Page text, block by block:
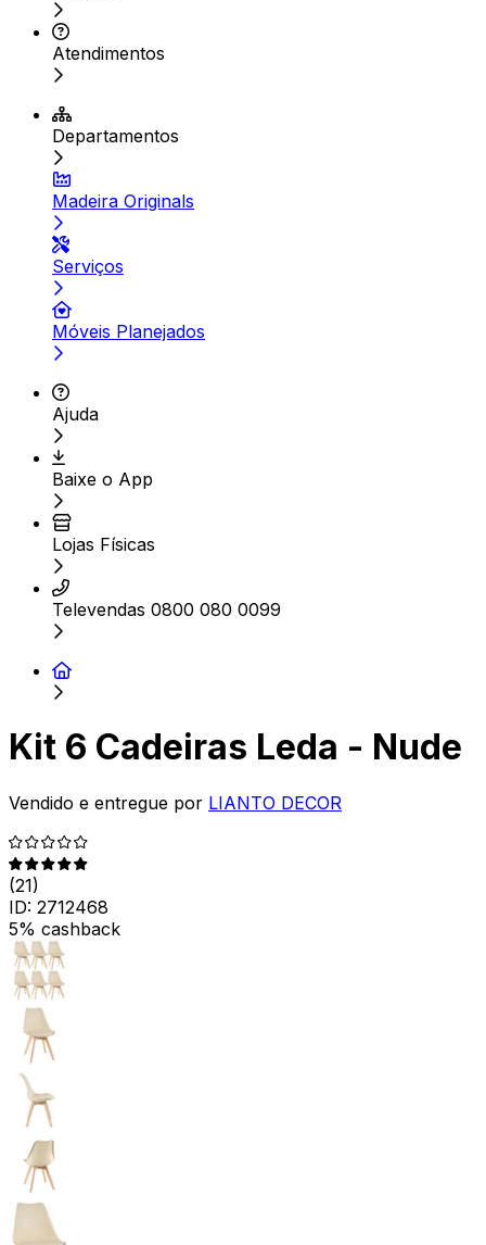
Atendimentos
Departamentos
Madeira Originals
Serviços
Móveis Planejados
Ajuda
Baixe o App
Lojas Físicas
Televendas 0800 080 0099
Kit 6 Cadeiras Leda - Nude
Vendido e entregue por LIANTO DECOR
(21)
ID: 2712468
5% cashback